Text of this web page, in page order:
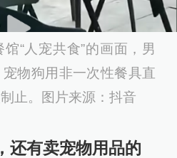
“人宠共食”的画面，男
物狗用非一次性餐具直
止。图片来源：抖音
还有卖宠物用品的